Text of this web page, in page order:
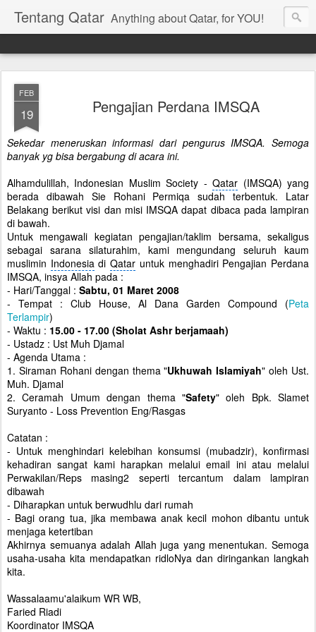
Tentang Qatar Anything about Qatar, for YOU!
FEB
19 Pengajian Perdana IMSQA
Sekedar meneruskan informasi dari pengurus IMSQA. Semoga
banyak yg bisa bergabung di acara ini.
Alhamdulillah, Indonesian Muslim Society -Qatar (IMSQA) yang
berada dibawah Sie Rohani Permiqa sudah terbentuk. Latar
Belakang berikut visi dan misi IMSQA dapat dibaca pada lampiran
di bawah.
Untuk mengawali kegiatan pengajian/taklim bersama, sekaligus
sebagai sarana silaturahim, kami mengundang seluruh kaum
muslimin IndonesiadiQatar untuk menghadiri Pengajian Perdana
IMSQA, insya Allah pada :
- Hari/Tanggal : Sabtu, 01 Maret 2008
- Tempat : Club House, Al Dana Garden Compound (Peta
Terlampir)
- Waktu : 15.00 - 17.00 (Sholat Ashr berjamaah)
- Ustadz : Ust Muh Djamal
- Agenda Utama :
1. Siraman Rohani dengan thema "Ukhuwah Islamiyah" oleh Ust.
Muh. Djamal
2. Ceramah Umum dengan thema "Safety" oleh Bpk. Slamet
Suryanto - Loss Prevention Eng/Rasgas
Catatan :
- Untuk menghindari kelebihan konsumsi (mubadzir), konfirmasi
kehadiran sangat kami harapkan melalui email ini atau melalui
Perwakilan/Reps masing2 seperti tercantum dalam lampiran
dibawah
- Diharapkan untuk berwudhlu dari rumah
- Bagi orang tua, jika membawa anak kecil mohon dibantu untuk
menjaga ketertiban
Akhirnya semuanya adalah Allah juga yang menentukan. Semoga
usaha-usaha kita mendapatkan ridloNya dan diringankan langkah
kita.
Wassalaamu'alaikum WR WB,
Faried Riadi
Koordinator IMSQA